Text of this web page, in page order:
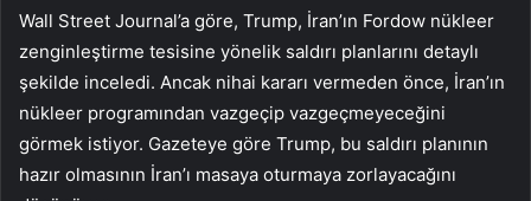
Wall Street Journal’a göre, Trump, İran’ın Fordow nükleer
zenginleştirme tesisine yönelik saldırı planlarını detaylı
şekilde inceledi. Ancak nihai kararı vermeden önce, İran’ın
nükleer programından vazgeçip vazgeçmeyeceğini
görmek istiyor. Gazeteye göre Trump, bu saldırı planının
hazır olmasının İran’ı masaya oturmaya zorlayacağını